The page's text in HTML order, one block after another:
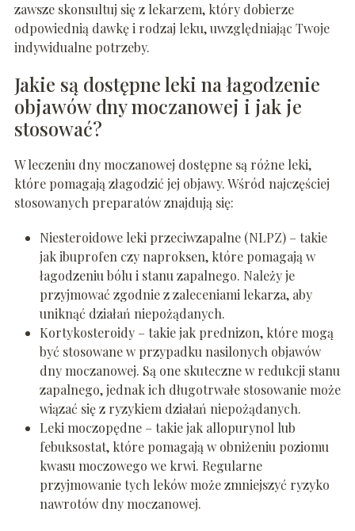
zawsze skonsultuj się z lekarzem, który dobierze
odpowiednią dawkę i rodzaj leku, uwzględniając Twoje
indywidualne potrzeby.
Jakie są dostępne leki na łagodzenie
objawów dny moczanowej i jak je
stosować?
W leczeniu dny moczanowej dostępne są różne leki,
które pomagają złagodzić jej objawy. Wśród najczęściej
stosowanych preparatów znajdują się:
Niesteroidowe leki przeciwzapalne (NLPZ) – takie
jak ibuprofen czy naproksen, które pomagają w
łagodzeniu bólu i stanu zapalnego. Należy je
przyjmować zgodnie z zaleceniami lekarza, aby
uniknąć działań niepożądanych.
Kortykosteroidy – takie jak prednizon, które mogą
być stosowane w przypadku nasilonych objawów
dny moczanowej. Są one skuteczne w redukcji stanu
zapalnego, jednak ich długotrwałe stosowanie może
wiązać się z ryzykiem działań niepożądanych.
Leki moczopędne – takie jak allopurynol lub
febuksostat, które pomagają w obniżeniu poziomu
kwasu moczowego we krwi. Regularne
przyjmowanie tych leków może zmniejszyć ryzyko
nawrotów dny moczanowej.